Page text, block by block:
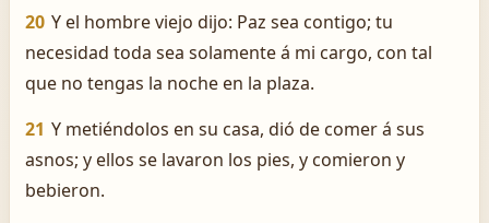
20 Y el hombre viejo dijo: Paz sea contigo; tu
necesidad toda sea solamente á mi cargo, con tal
que no tengas la noche en la plaza.
21 Y metiéndolos en su casa, dió de comer á sus
asnos; y ellos se lavaron los pies, y comieron y
bebieron.